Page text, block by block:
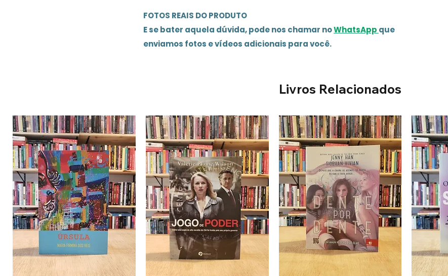
FOTOS REAIS DO PRODUTO
E se bater aquela dúvida, pode nos chamar noWhatsApp que
enviamos fotos e vídeos adicionais para você.
Livros Relacionados